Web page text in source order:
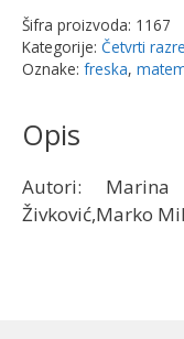
iz
4
dela
NOVO
2026
|
Freska
Šifra proizvoda: 1167
Kategorije: Četvrti
Oznake: freska,
Opis
Autori:
Živković,Marko